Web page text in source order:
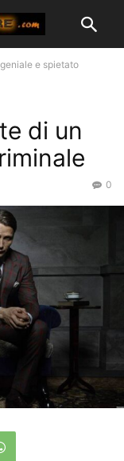
e spietato
di un
0